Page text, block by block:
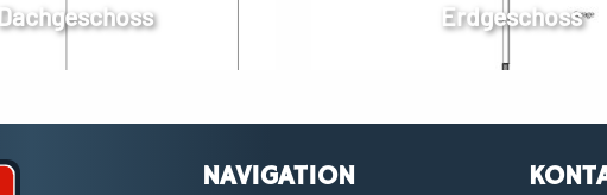
Dachgeschoss Erdgeschoss
NAVIGATION